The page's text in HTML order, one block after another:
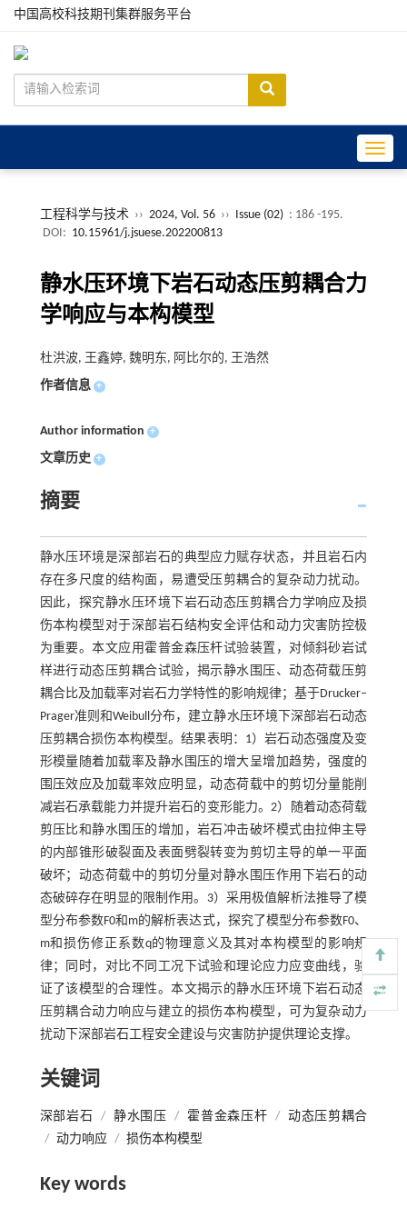
中国高校科技期刊集群服务平台
工程科学与技术 ›› 2024, Vol. 56 ›› Issue (02) : 186 -195.
DOI: 10.15961/j.jsuese.202200813
静水压环境下岩石动态压剪耦合力
学响应与本构模型
杜洪波, 王鑫婷, 魏明东, 阿比尔的, 王浩然
作者信息 +
Author information +
文章历史 +
摘要
静水压环境是深部岩石的典型应力赋存状态，并且岩石内
存在多尺度的结构面，易遭受压剪耦合的复杂动力扰动。
因此，探究静水压环境下岩石动态压剪耦合力学响应及损
伤本构模型对于深部岩石结构安全评估和动力灾害防控极
为重要。本文应用霍普金森压杆试验装置，对倾斜砂岩试
样进行动态压剪耦合试验，揭示静水围压、动态荷载压剪
耦合比及加载率对岩石力学特性的影响规律；基于Drucker–
Prager准则和Weibull分布，建立静水压环境下深部岩石动态
压剪耦合损伤本构模型。结果表明：1）岩石动态强度及变
形模量随着加载率及静水围压的增大呈增加趋势，强度的
围压效应及加载率效应明显，动态荷载中的剪切分量能削
减岩石承载能力并提升岩石的变形能力。2）随着动态荷载
剪压比和静水围压的增加，岩石冲击破坏模式由拉伸主导
的内部锥形破裂面及表面劈裂转变为剪切主导的单一平面
破坏；动态荷载中的剪切分量对静水围压作用下岩石的动
态破碎存在明显的限制作用。3）采用极值解析法推导了模
型分布参数F0和m的解析表达式，探究了模型分布参数F0、
m和损伤修正系数q的物理意义及其对本构模型的影响规
律；同时，对比不同工况下试验和理论应力应变曲线，验
证了该模型的合理性。本文揭示的静水压环境下岩石动态
压剪耦合动力响应与建立的损伤本构模型，可为复杂动力
扰动下深部岩石工程安全建设与灾害防护提供理论支撑。
关键词
深部岩石 / 静水围压 / 霍普金森压杆 / 动态压剪耦合
/ 动力响应 / 损伤本构模型
Key words